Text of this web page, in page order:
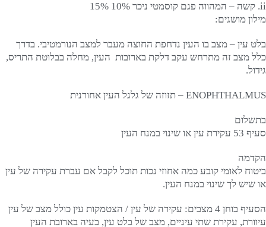
ii. קשה – המהווה פגם קוסמטי ניכר 10% 15%
מילון מושגים:
בלט עין – מצב בו העין נדחפת החוצה מעבר למצב הנורמטיבי. בדרך
כלל מצב זה מתרחש עקב דלקת בארובות העין, מחלה בבלוטת התריס,
גידול.
ENOPHTHALMUS – תזוזה של גלגל העין אחורנית
בתשלום
סעיף 53 עקירת עין או שינוי במנח העין
הקדמה
ביטוח לאומי קובע כמה אחוזי נכות תוכל לקבל אם עברת עקירה של עין
או שיש לך שינוי במנח העין.
הסעיף בוחן 4 מצבים: עקירה של עין / הצטמקות עין כולל מצב של עין
עיוורת, עקירת שתי עיניים, מצב של בלט עין, בעיה בארובת העין